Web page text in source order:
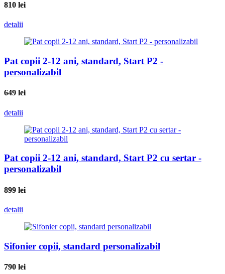
810 lei
detalii
Pat copii 2-12 ani, standard, Start P2 -
personalizabil
649 lei
detalii
Pat copii 2-12 ani, standard, Start P2 cu sertar -
personalizabil
899 lei
detalii
Sifonier copii, standard personalizabil
790 lei